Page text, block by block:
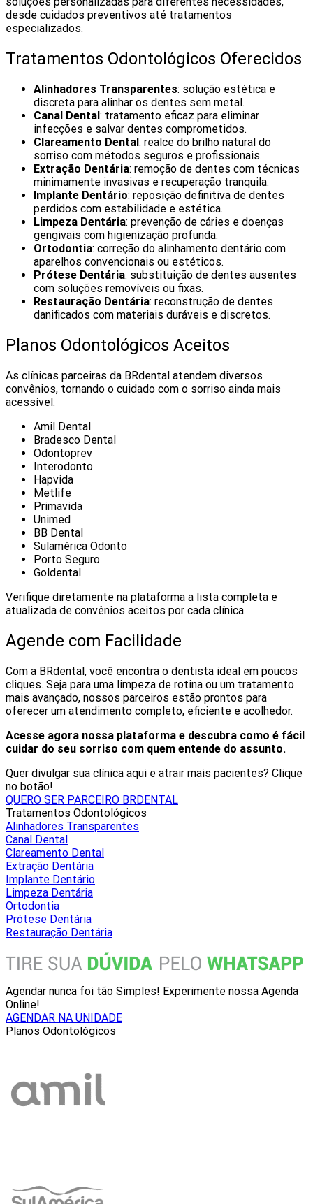
desde cuidados preventivos até tratamentos
especializados.
Tratamentos Odontológicos Oferecidos
Alinhadores Transparentes: solução estética e
discreta para alinhar os dentes sem metal.
Canal Dental : tratamento eficaz para eliminar
infecções e salvar dentes comprometidos.
Clareamento Dental : realce do brilho natural do
sorriso com métodos seguros e profissionais.
Extração Dentária: remoção de dentes com técnicas
minimamente invasivas e recuperação tranquila.
Implante Dentário: reposição definitiva de dentes
perdidos com estabilidade e estética.
Limpeza Dentária: prevenção de cáries e doenças
gengivais com higienização profunda.
Ortodontia: correção do alinhamento dentário com
aparelhos convencionais ou estéticos.
Prótese Dentária: substituição de dentes ausentes
com soluções removíveis ou fixas.
Restauração Dentária: reconstrução de dentes
danificados com materiais duráveis e discretos.
Planos Odontológicos Aceitos
As clínicas parceiras da BRdental atendem diversos
convênios, tornando o cuidado com o sorriso ainda mais
acessível:
Amil Dental
Bradesco Dental
Odontoprev
Interodonto
Hapvida
Metlife
Primavida
Unimed
BB Dental
Sulamérica Odonto
Porto Seguro
Goldental
Verifique diretamente na plataforma a lista completa e
atualizada de convênios aceitos por cada clínica.
Agende com Facilidade
Com a BRdental, você encontra o dentista ideal em poucos
cliques. Seja para uma limpeza de rotina ou um tratamento
mais avançado, nossos parceiros estão prontos para
oferecer um atendimento completo, eficiente e acolhedor.
Acesse agora nossa plataforma e descubra como é fácil
cuidar do seu sorriso com quem entende do assunto.
Quer divulgar sua clínica aqui e atrair mais pacientes? Clique
no botão!
QUERO SER PARCEIRO BRDENTAL
Tratamentos Odontológicos
Alinhadores Transparentes
Canal Dental
Clareamento Dental
Extração Dentária
Implante Dentário
Limpeza Dentária
Ortodontia
Prótese Dentária
Restauração Dentária
Agendar nunca foi tão Simples! Experimente nossa Agenda
Online!
AGENDAR NA UNIDADE
Planos Odontológicos